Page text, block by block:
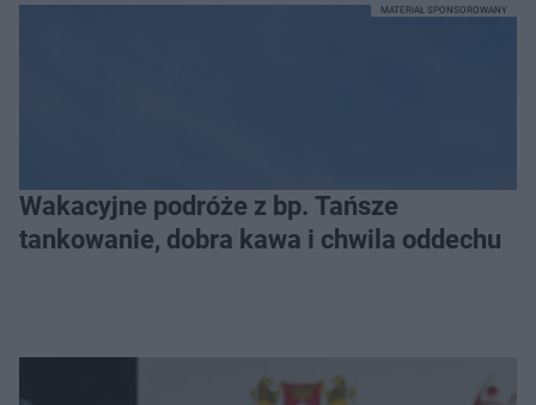
Wakacyjne podróże z bp. Tańsze
tankowanie, dobra kawa i chwila oddechu
MATERIAŁ SPONSOROWANY